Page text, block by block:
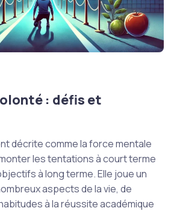
: défis et
décrite comme la force mentale
les tentations à court terme
à long terme. Elle joue un
aspects de la vie, de
à la réussite académique